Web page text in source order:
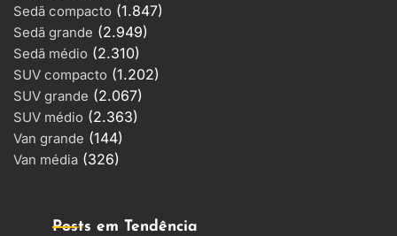
Sedã compacto (1.847)
Sedã grande (2.949)
Sedã médio (2.310)
SUV compacto (1.202)
SUV grande (2.067)
SUV médio (2.363)
Van grande (144)
Van média (326)
Posts em Tendência